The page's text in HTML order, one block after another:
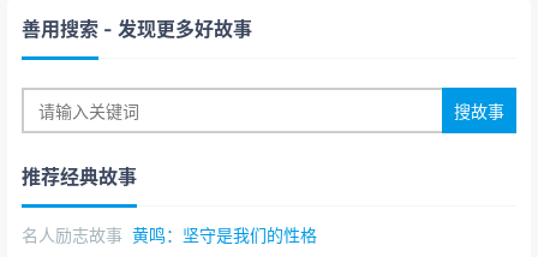
要想同时吃下这两个地方，又是他的财力难以达到的，所
以他约包玉刚密谈，希望包玉刚能接手九龙仓。如果他们
香港的垄断地位就一定会被动摇！ 作为一个中国人，
包玉刚早就希望华人资本集团能扬眉吐气。他也深知九龙
仓的重要地位。九龙仓是香港最大的码头，拥有资产18亿
港元，那一带的地价早已是寸土寸金，掌握了九龙仓，就
等于掌握了香港大部分物资的装卸和储运业务。所以包玉
善用搜索 - 发现更多好故事
推荐经典故事
名人励志故事 黄鸣：坚守是我们的性格